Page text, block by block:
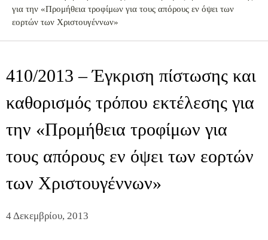
για την «Προμήθεια τροφίμων για τους απόρους εν όψει των
εορτών των Χριστουγέννων»
410/2013 – Έγκριση πίστωσης και
καθορισμός τρόπου εκτέλεσης για
την «Προμήθεια τροφίμων για
τους απόρους εν όψει των εορτών
των Χριστουγέννων»
4 Δεκεμβρίου, 2013